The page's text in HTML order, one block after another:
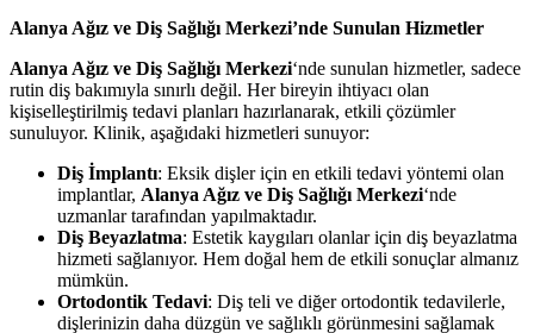
Alanya Ağız ve Diş Sağlığı Merkezi’nde Sunulan Hizmetler
Alanya Ağız ve Diş Sağlığı Merkezi‘nde sunulan hizmetler, sadece
rutin diş bakımıyla sınırlı değil. Her bireyin ihtiyacı olan
kişiselleştirilmiş tedavi planları hazırlanarak, etkili çözümler
sunuluyor. Klinik, aşağıdaki hizmetleri sunuyor:
Diş İmplantı: Eksik dişler için en etkili tedavi yöntemi olan
implantlar, Alanya Ağız ve Diş Sağlığı Merkezi‘nde
uzmanlar tarafından yapılmaktadır.
Diş Beyazlatma: Estetik kaygıları olanlar için diş beyazlatma
hizmeti sağlanıyor. Hem doğal hem de etkili sonuçlar almanız
mümkün.
Ortodontik Tedavi: Diş teli ve diğer ortodontik tedavilerle,
dişlerinizin daha düzgün ve sağlıklı görünmesini sağlamak